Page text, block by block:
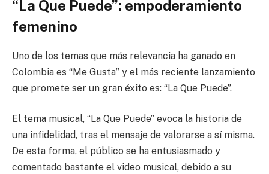
“La Que Puede”: empoderamiento
femenino
Uno de los temas que más relevancia ha ganado en
Colombia es “Me Gusta” y el más reciente lanzamiento
que promete ser un gran éxito es: “La Que Puede”.
El tema musical, “La Que Puede” evoca la historia de
una infidelidad, tras el mensaje de valorarse a sí misma.
De esta forma, el público se ha entusiasmado y
comentado bastante el video musical, debido a su